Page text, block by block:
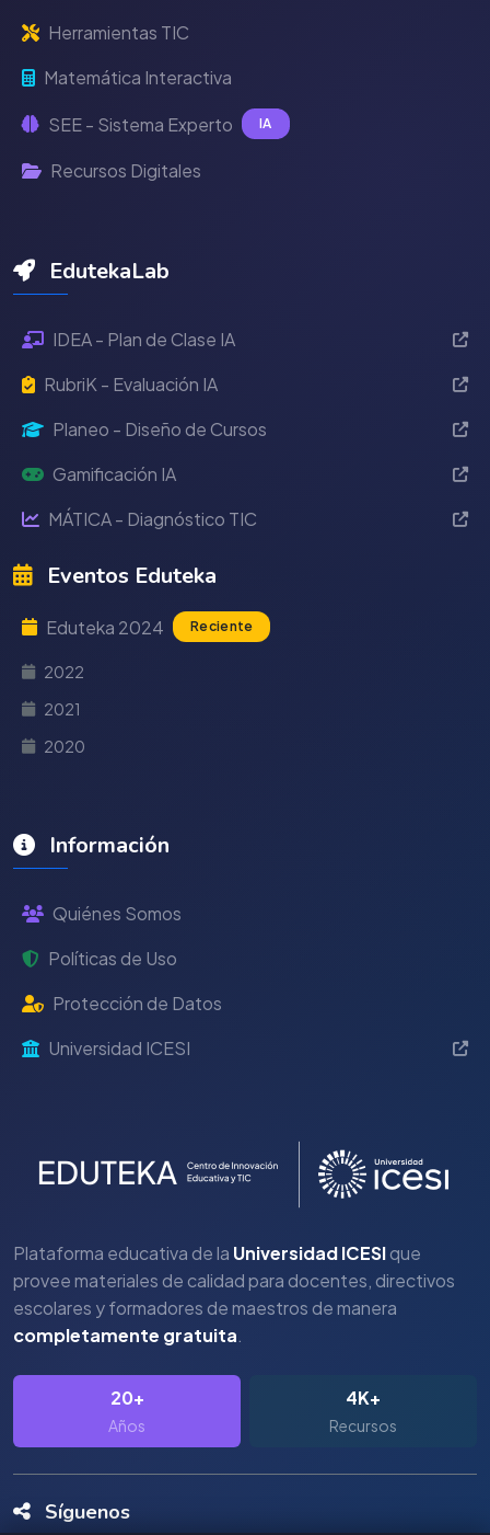
Herramientas TIC
Matemática Interactiva
SEE - Sistema Experto IA
Recursos Digitales
EdutekaLab
IDEA - Plan de Clase IA
RubriK - Evaluación IA
Planeo - Diseño de Cursos
Gamificación IA
MÁTICA - Diagnóstico TIC
Eventos Eduteka
Eduteka 2024 Reciente
2022
2021
2020
Información
Quiénes Somos
Políticas de Uso
Protección de Datos
Universidad ICESI
Plataforma educativa de la Universidad ICESIque
provee materiales de calidad para docentes, directivos
escolares y formadores de maestros de manera
completamente gratuita.
20+
Años
4K+
Recursos
Síguenos